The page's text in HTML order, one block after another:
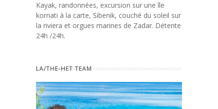
Kayak, randonnées, excursion sur une île
kornati à la carte, Sibenik, couché du soleil sur
la riviera et orgues marines de Zadar. Détente
24h /24h.
LA/THE-HET TEAM